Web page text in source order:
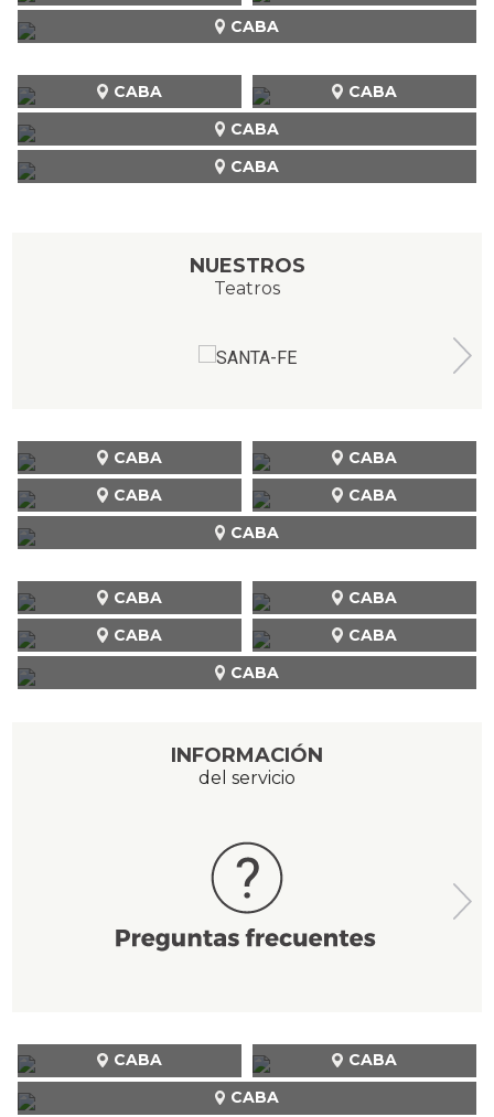
CABA
CABA
CABA CABA
CABA
NUESTROS
Teatros
CABA
CABA
CABA
CABA
CABA
CABA
CABA
CABA
CABA
CABA
INFORMACIÓN
del servicio
CABA
CABA CABA